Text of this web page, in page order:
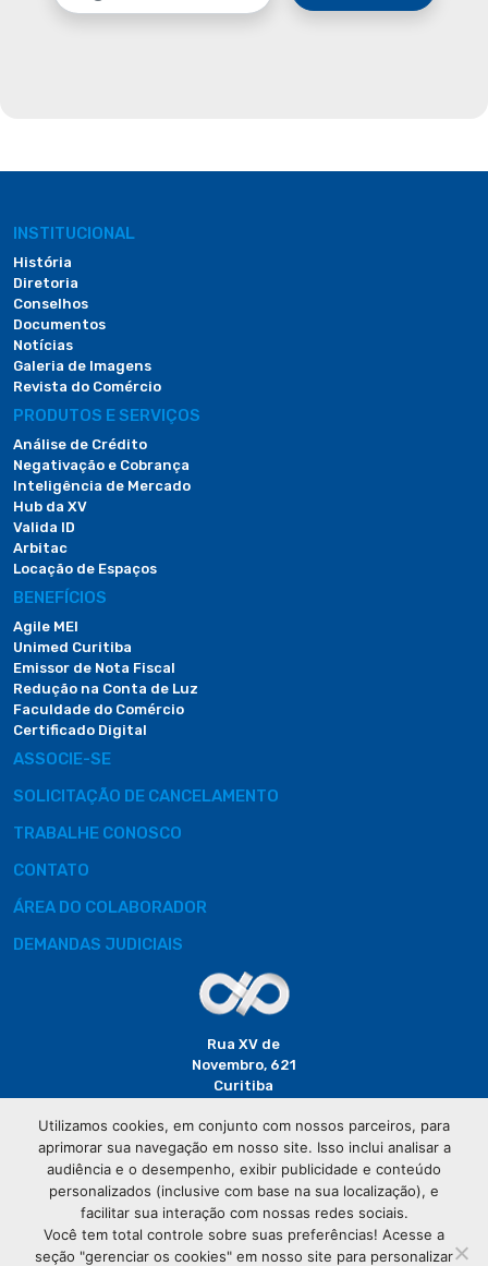
INSTITUCIONAL
História
Diretoria
Conselhos
Documentos
Notícias
Galeria de Imagens
Revista do Comércio
PRODUTOS E SERVIÇOS
Análise de Crédito
Negativação e Cobrança
Inteligência de Mercado
Hub da XV
Valida ID
Arbitac
Locação de Espaços
BENEFÍCIOS
Agile MEI
Unimed Curitiba
Emissor de Nota Fiscal
Redução na Conta de Luz
Faculdade do Comércio
Certificado Digital
ASSOCIE-SE
SOLICITAÇÃO DE CANCELAMENTO
TRABALHE CONOSCO
CONTATO
ÁREA DO COLABORADOR
DEMANDAS JUDICIAIS
Rua XV de
Novembro, 621
Curitiba
(41) 3320-
2929
Utilizamos cookies, em conjunto com nossos parceiros, para
aprimorar sua navegação em nosso site. Isso inclui analisar a
audiência e o desempenho, exibir publicidade e conteúdo
personalizados (inclusive com base na sua localização), e
facilitar sua interação com nossas redes sociais.
Você tem total controle sobre suas preferências! Acesse a
seção "gerenciar os cookies" em nosso site para personalizar